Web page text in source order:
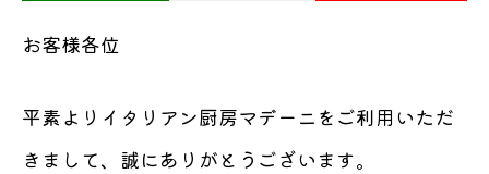
お客様各位
平素よりイタリアン厨房マデーニをご利用いただ
きまして、誠にありがとうございます。